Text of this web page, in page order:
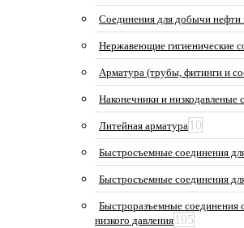
Соединения для добычи нефти
Нержавеющие гигиенические
Арматура (трубы, фитинги и
Наконечники и низкодавленые
Литейная арматура 10
Быстросъемные соединения
Быстросъемные соединения
Быстроразъемные соединения
низкого давления 195